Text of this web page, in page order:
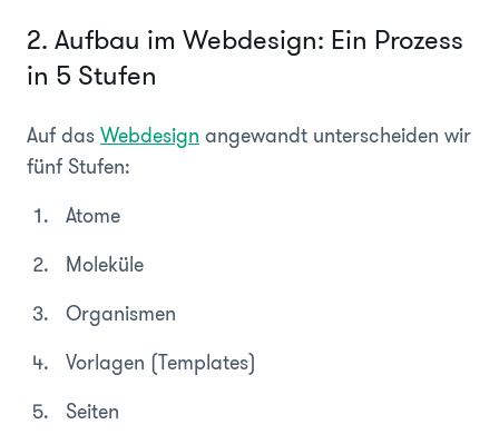
2. Aufbau im Webdesign: Ein Prozess
in 5 Stufen
Auf dasWebdesign angewandt unterscheiden wir
fünf Stufen:
Atome
Moleküle
Organismen
Vorlagen (Templates)
Seiten